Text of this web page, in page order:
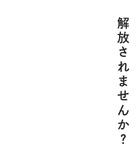
解放されませんか？